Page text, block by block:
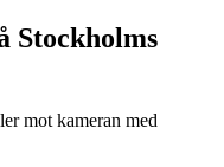
Stockholms